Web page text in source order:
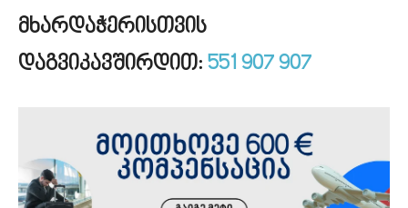
მხარდაჭერისთვის
დაგვიკავშირდით: 551 907 907